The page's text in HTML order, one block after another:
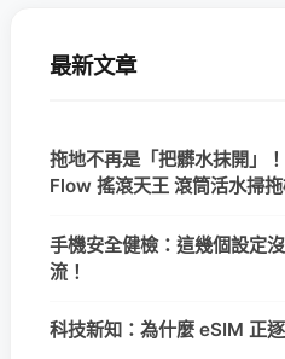
最新文章
拖地不再是「把髒水抹開」
Flow 搖滾天王 滾筒活水掃
手機安全健檢：這幾個設定
流！
科技新知：為什麼 eSIM 正